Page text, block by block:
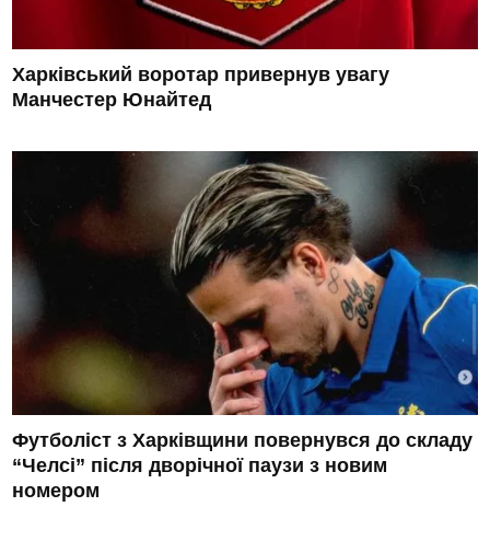
Харківський воротар привернув увагу
Манчестер Юнайтед
Футболіст з Харківщини повернувся до складу
“Челсі” після дворічної паузи з новим
номером